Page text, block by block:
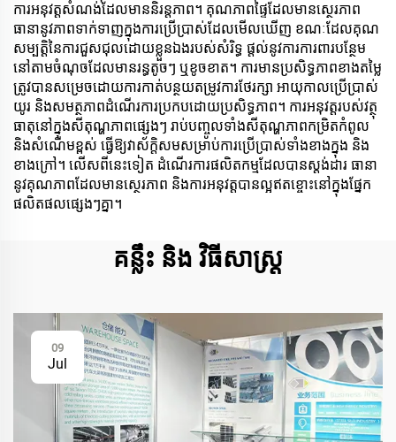
ការអនុវត្តសំណង់ដែលមាននិរន្តភាព។ គុណភាពផ្ទៃដែលមានស្ថេរភាព
ធានានូវភាពទាក់ទាញក្នុងការប្រើប្រាស់ដែលមើលឃើញ ខណៈដែលគុណ
សម្បត្តិនៃការជួសជុលដោយខ្លួនឯងរបស់សំរិទ្ធ ផ្តល់នូវការការពារបន្ថែម
នៅតាមចំណុចដែលមានរន្ធតូចៗ ឬខូចខាត។ ការមានប្រសិទ្ធភាពខាងតម្លៃ
ត្រូវបានសម្រេចដោយការកាត់បន្ថយតម្រូវការថែរក្សា អាយុកាលប្រើប្រាស់
យូរ និងសមត្ថភាពដំណើរការប្រកបដោយប្រសិទ្ធភាព។ ការអនុវត្តរបស់វត្ថុ
ធាតុនៅក្នុងសីតុណ្ហភាពផ្សេងៗ រាប់បញ្ចូលទាំងសីតុណ្ហភាពកម្រិតកំពូល
និងសំណើមខ្ពស់ ធ្វើឱ្យវាស័ក្តិសមសម្រាប់ការប្រើប្រាស់ទាំងខាងក្នុង និង
ខាងក្រៅ។ លើសពីនេះទៀត ដំណើរការផលិតកម្មដែលបានស្តង់ដារ ធានា
នូវគុណភាពដែលមានស្ថេរភាព និងការអនុវត្តបានល្អឥតខ្ចោះនៅក្នុងផ្នែក
ផលិតផលផ្សេងៗគ្នា។
គន្លឹះ និង វិធីសាស្ត្រ
09
Jul